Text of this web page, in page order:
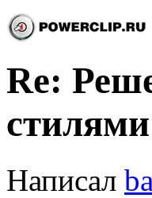
Re:
стилями
Написал